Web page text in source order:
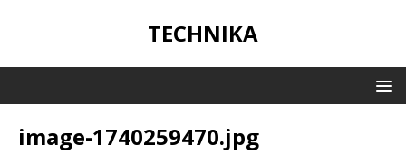
TECHNIKA
image-1740259470.jpg